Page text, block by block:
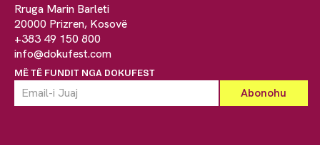
Rruga Marin Barleti
20000 Prizren, Kosovë
+383 49 150 800
info@dokufest.com
MË TË FUNDIT NGA DOKUFEST